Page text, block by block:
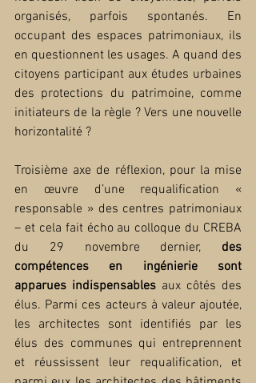
organisés, parfois spontanés. En
occupant des espaces patrimoniaux, ils
en questionnent les usages. A quand des
citoyens participant aux études urbaines
des protections du patrimoine, comme
initiateurs de la règle ? Vers une nouvelle
horizontalité ?
Troisième axe de réflexion, pour la mise
en œuvre d’une requalification «
responsable » des centres patrimoniaux
– et cela fait écho au colloque du CREBA
du 29 novembre dernier, des
compétences en ingénierie sont
apparues indispensables aux côtés des
élus. Parmi ces acteurs à valeur ajoutée,
les architectes sont identifiés par les
élus des communes qui entreprennent
et réussissent leur requalification, et